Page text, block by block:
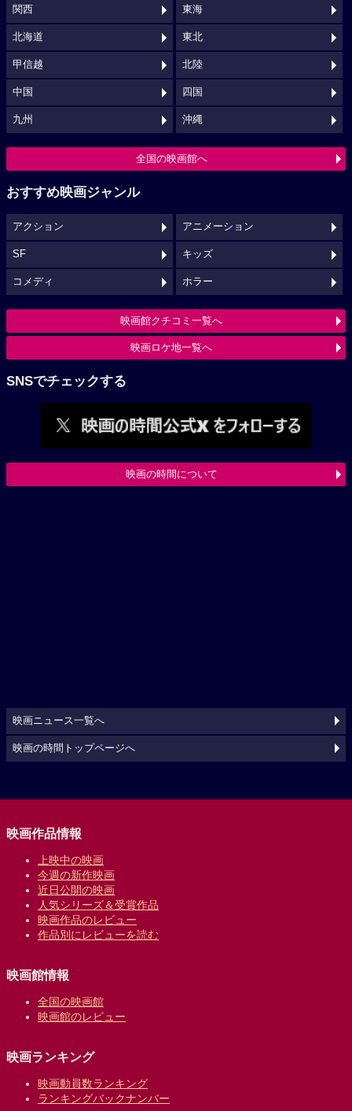
関西 東海
北海道 東北
甲信越 北陸
中国 四国
九州 沖縄
全国の映画館へ
おすすめ映画ジャンル
アクション アニメーション
SF キッズ
コメディ ホラー
映画館クチコミ一覧へ
映画ロケ地一覧へ
SNSでチェックする
映画の時間について
映画ニュース一覧へ
映画の時間トップページへ
映画作品情報
上映中の映画
今週の新作映画
近日公開の映画
人気シリーズ＆受賞作品
映画作品のレビュー
作品別にレビューを読む
映画館情報
全国の映画館
映画館のレビュー
映画ランキング
映画動員数ランキング
ランキングバックナンバー